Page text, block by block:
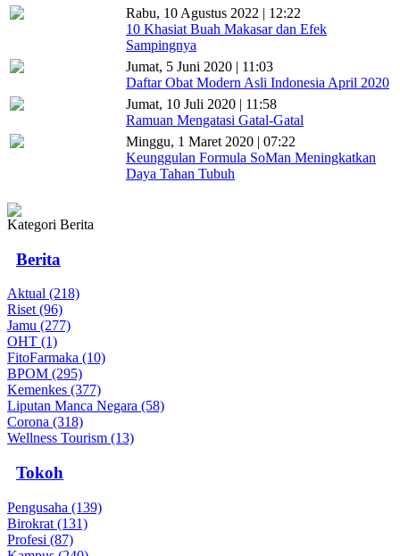
Rabu, 10 Agustus 2022 | 12:22
10 Khasiat Buah Makasar dan Efek
Sampingnya
Jumat, 5 Juni 2020 | 11:03
Daftar Obat Modern Asli Indonesia April 2020
Jumat, 10 Juli 2020 | 11:58
Ramuan Mengatasi Gatal-Gatal
Minggu, 1 Maret 2020 | 07:22
Keunggulan Formula SoMan Meningkatkan
Daya Tahan Tubuh
Kategori Berita
Berita
Aktual (218)
Riset (96)
Jamu (277)
OHT (1)
FitoFarmaka (10)
BPOM (295)
Kemenkes (377)
Liputan Manca Negara (58)
Corona (318)
Wellness Tourism (13)
Tokoh
Pengusaha (139)
Birokrat (131)
Profesi (87)